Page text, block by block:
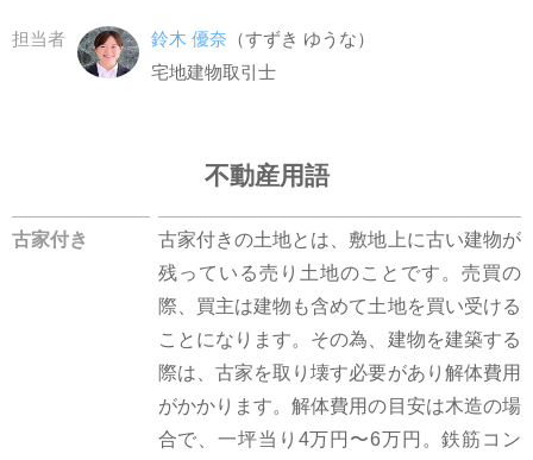
担当者 鈴木 優奈 （すずき ゆうな）
宅地建物取引士
不動産用語
古家付き
古家付きの土地とは、敷地上に古い建物が
残っている売り土地のことです。売買の
際、買主は建物も含めて土地を買い受ける
ことになります。その為、建物を建築する
際は、古家を取り壊す必要があり解体費用
がかかります。解体費用の目安は木造の場
合で、一坪当り4万円〜6万円。鉄筋コン